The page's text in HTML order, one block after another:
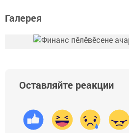
Галерея
Оставляйте реакции